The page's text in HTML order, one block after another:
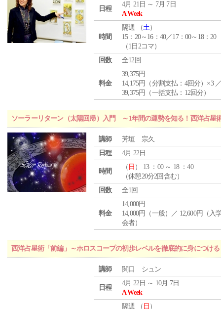
日程
4月 21日 ～ 7月 7日
A Week
時間
隔週 （土）
15：20～16：40／17：00～18：20
（1日2コマ）
回数
全12回
料金
39,375円
14,175円（分割支払：4回分）×3
39,375円（一括支払：12回分）
ソーラーリターン（太陽回帰）入門 ～1年間の運勢を知る！西洋占星
講師
芳垣 宗久
日程
4月 22日
時間
（ 日 ） 13 ：00 ～ 18 ：40
（休憩20分2回含む）
回数
全1回
料金
14,000円
14,000円（一般）／ 12,600円（入
会者）
西洋占星術「前編」～ホロスコープの初歩レベルを徹底的に身につける
講師 関口 シュン
日程
4月 22日 ～ 10月 7日
A Week
隔週 （ 日 ）